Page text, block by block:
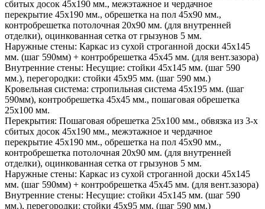
сбитых досок 45х190 мм., межэтажное и чердачное
перекрытие 45х190 мм., обрешетка на пол 45х90 мм.,
контробрешетка потолочная 20х90 мм. (для внутренней
отделки), оцинкованная сетка от грызунов 5 мм.
Наружные стены: Каркас из сухой строганной доски 45х145
мм. (шаг 590мм) + контробрешетка 45х45 мм. (для вент.зазора)
Внутренние стены: Несущие: стойки 45х145 мм. (шаг 590
мм.), перегородки: стойки 45х95 мм. (шаг 590 мм.)
Кровельная система: стропильная система 45х195 мм. (шаг
590мм), контробрешетка 45х45 мм., пошаговая обрешетка
25х100 мм.
Перекрытия: Пошаговая обрешетка 25х100 мм., обвязка из 3-х
сбитых досок 45х190 мм., межэтажное и чердачное
перекрытие 45х190 мм., обрешетка на пол 45х90 мм.,
контробрешетка потолочная 20х90 мм. (для внутренней
отделки), оцинкованная сетка от грызунов 5 мм.
Наружные стены: Каркас из сухой строганной доски 45х145
мм. (шаг 590мм) + контробрешетка 45х45 мм. (для вент.зазора)
Внутренние стены: Несущие: стойки 45х145 мм. (шаг 590
мм.), перегородки: стойки 45х95 мм. (шаг 590 мм.)